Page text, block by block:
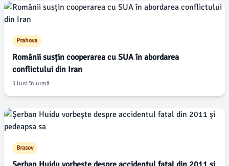
Postări din alte județe
Galati
Tinerii din Galați își exprimă dorințele pentru un oraș mai
2 săptămâni în urmă